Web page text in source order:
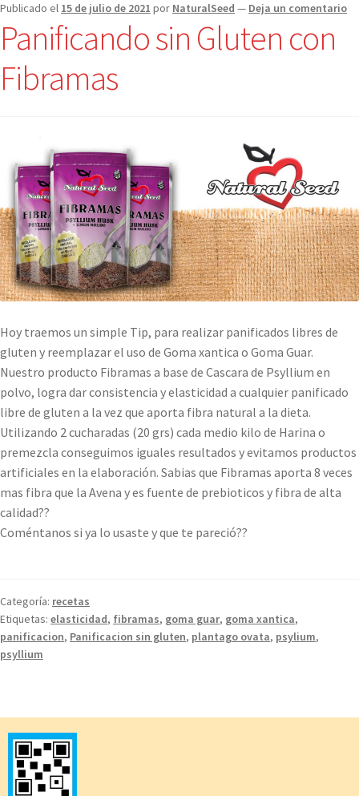
Publicado el 15 de julio de 2021 por NaturalSeed — Deja un comentario
Panificando sin Gluten con
Fibramas
Hoy traemos un simple Tip, para realizar panificados libres de
gluten y reemplazar el uso de Goma xantica o Goma Guar.
Nuestro producto Fibramas a base de Cascara de Psyllium en
polvo, logra dar consistencia y elasticidad a cualquier panificado
libre de gluten a la vez que aporta fibra natural a la dieta.
Utilizando 2 cucharadas (20 grs) cada medio kilo de Harina o
premezcla conseguimos iguales resultados y evitamos productos
artificiales en la elaboración. Sabias que Fibramas aporta 8 veces
mas fibra que la Avena y es fuente de prebioticos y fibra de alta
calidad??
Coméntanos si ya lo usaste y que te pareció??
Categoría: recetas
Etiquetas: elasticidad, fibramas, goma guar, goma xantica,
panificacion, Panificacion sin gluten, plantago ovata, psylium,
psyllium